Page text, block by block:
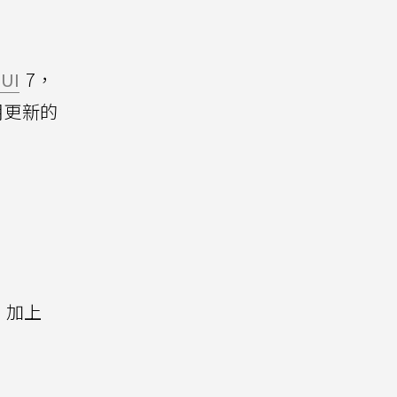
7，
新的
加上